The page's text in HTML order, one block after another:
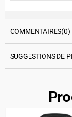
COMMENTAIRES(0)
SUGGESTIONS DE